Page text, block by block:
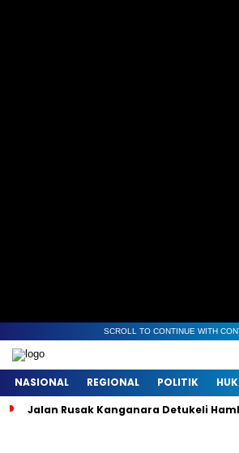
SCROLL TO CONTINUE WITH
NASIONAL REGIONAL POLITIK
Jalan Rusak Kanganara Detukeli